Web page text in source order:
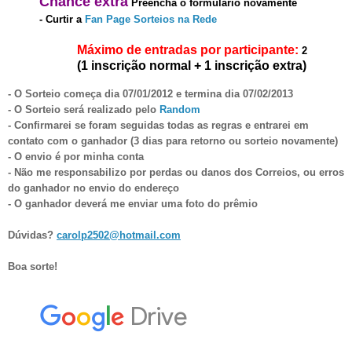
Preencha o formulário novamente
- Curtir a Fan Page Sorteios na Rede
Máximo de entradas por participante: 2
(1 inscrição normal + 1 inscrição extra)
- O Sorteio começa dia 07/01/2012 e termina dia 07/02/2013
- O Sorteio será realizado pelo Random
- Confirmarei se foram seguidas todas as regras e entrarei em
contato com o ganhador (3 dias para retorno ou sorteio novamente)
- O envio é por minha conta
- Não me responsabilizo por perdas ou danos dos Correios, ou erros
do ganhador no envio do endereço
- O ganhador deveráme enviar uma foto do prêmio
Dúvidas? carolp2502@hotmail.com
Boa sorte!